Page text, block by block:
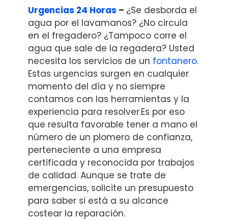
Urgencias 24 Horas – ¿Se desborda el
agua por el lavamanos? ¿No circula
en el fregadero? ¿Tampoco corre el
agua que sale de la regadera? Usted
necesita los servicios de un fontanero.
Estas urgencias surgen en cualquier
momento del día y no siempre
contamos con las herramientas y la
experiencia para resolver.Es por eso
que resulta favorable tener a mano el
número de un plomero de confianza,
perteneciente a una empresa
certificada y reconocida por trabajos
de calidad. Aunque se trate de
emergencias, solicite un presupuesto
para saber si está a su alcance
costear la reparación.